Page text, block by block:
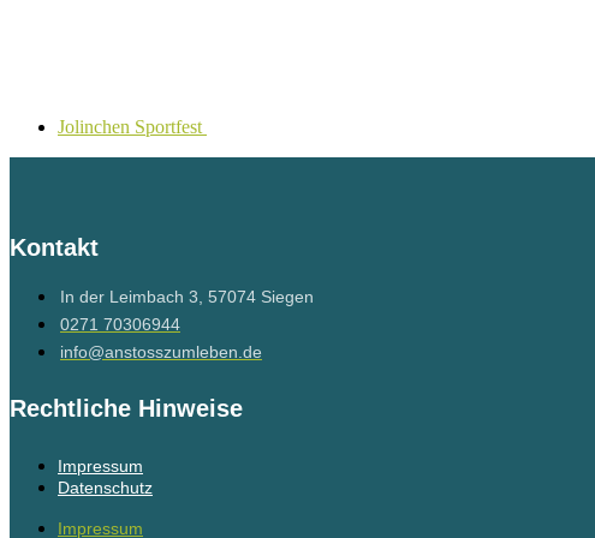
Jolinchen Sportfest
Kontakt
In der Leimbach 3, 57074 Siegen
0271 70306944
info@anstosszumleben.de
Rechtliche Hinweise
Impressum
Datenschutz
Impressum